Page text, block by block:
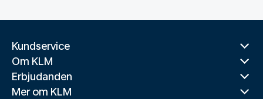
Kundservice
Om KLM
Erbjudanden
Mer om KLM